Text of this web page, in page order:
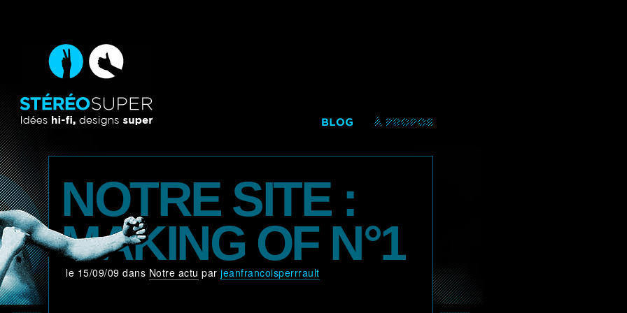
NOTRE SITE :
MAKING OF N°1
le 15/09/09 dans Notre actu par jeanfrancoisperrrault